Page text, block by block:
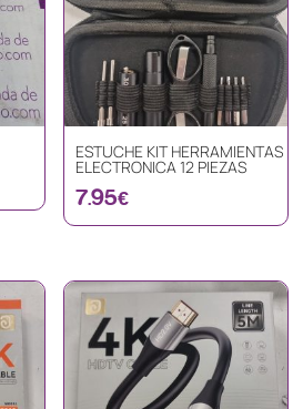
ESTUCHE KIT HERRAMIENTAS
ELECTRONICA 12 PIEZAS
7.95€